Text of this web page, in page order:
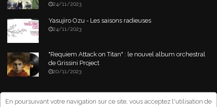
24/11/2023
Yasujiro Ozu - Les saisons radieuses
24/11/2023
"Requiem Attack on Titan" : le nouvel album orchestral
de Grissini Project
20/11/2023
Copyright © 2026 Asia-Tik.com. All Rights Reserved.- Site déclaré à la
En poursuivant votre navigation sur ce site, vous acceptez l'utilisation de